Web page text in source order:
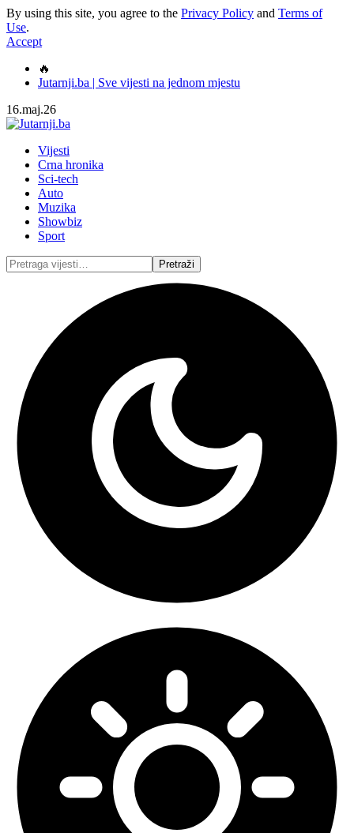
By using this site, you agree to the Privacy Policy and Terms of
Use.
Accept
🔥
Jutarnji.ba | Sve vijesti na jednom mjestu
16.maj.26
Vijesti
Crna hronika
Sci-tech
Auto
Muzika
Showbiz
Sport